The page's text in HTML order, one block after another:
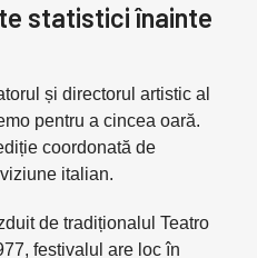
statistici înainte
și directorul artistic al
pentru a cincea oară.
coordonată de
italian.
de tradiționalul Teatro
festivalul are loc în